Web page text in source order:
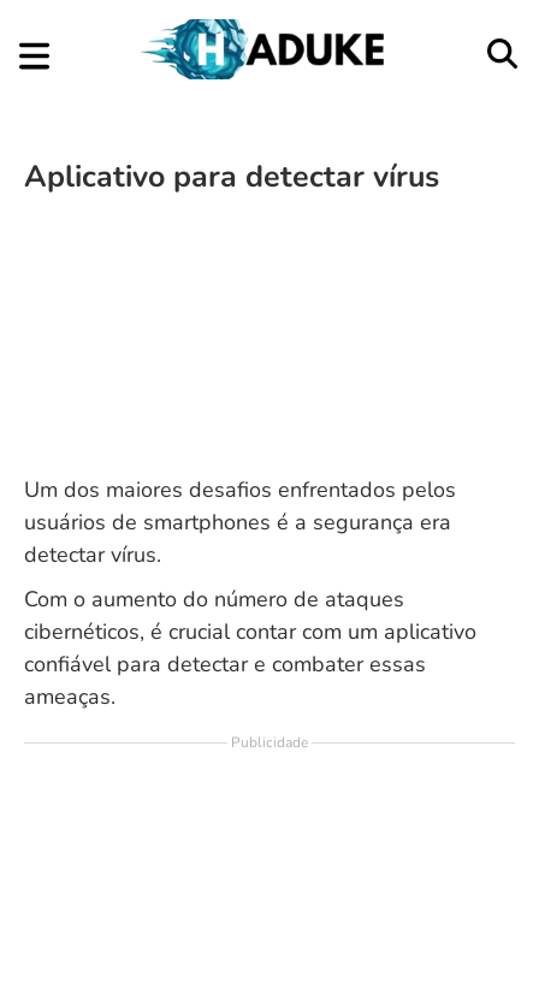
Aplicativo para detectar vírus
Um dos maiores desafios enfrentados pelos
usuários de smartphones é a segurança era
detectar vírus.
Com o aumento do número de ataques
cibernéticos, é crucial contar com um aplicativo
confiável para detectar e combater essas
ameaças.
Publicidade